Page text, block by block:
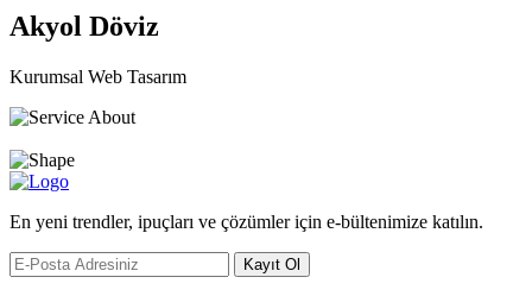
Akyol Döviz
Kurumsal Web Tasarım
En yeni trendler, ipuçları ve çözümler için e-bültenimize katılın.
Kayıt Ol